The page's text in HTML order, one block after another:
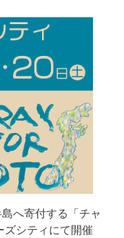
へ寄付する「チャ
ズシティにて開催